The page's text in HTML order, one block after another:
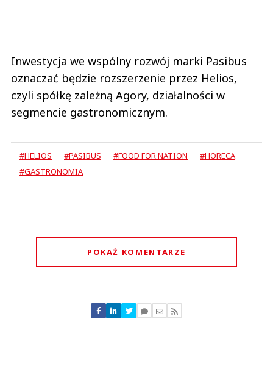
Inwestycja we wspólny rozwój marki Pasibus
oznaczać będzie rozszerzenie przez Helios,
czyli spółkę zależną Agory, działalności w
segmencie gastronomicznym.
#HELIOS #PASIBUS #FOOD FOR NATION
#HORECA
#GASTRONOMIA
POKAŻ KOMENTARZE
Nie znaleziono komentarzy
Zostaw swoje komentarze